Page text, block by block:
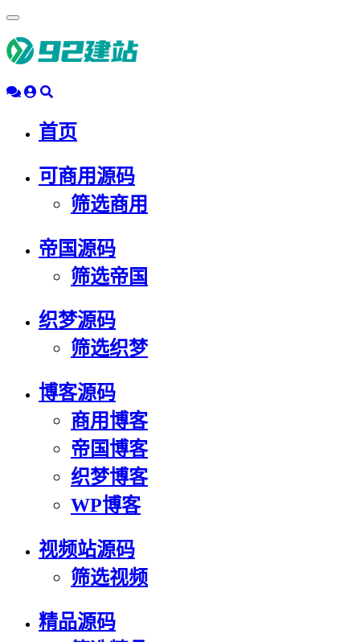
动
导
首页
可商用源码
筛选商用
帝国源码
筛选帝国
织梦源码
筛选织梦
博客源码
商用博客
帝国博客
织梦博客
WP博客
视频站源码
筛选视频
精品源码